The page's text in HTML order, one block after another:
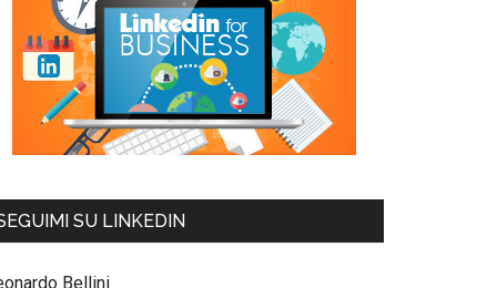
SU LINKEDIN
Bellini